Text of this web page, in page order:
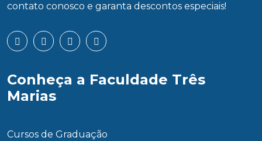
contato conosco e garanta descontos especiais!
Conheça a Faculdade Três
Marias
Cursos de Graduação